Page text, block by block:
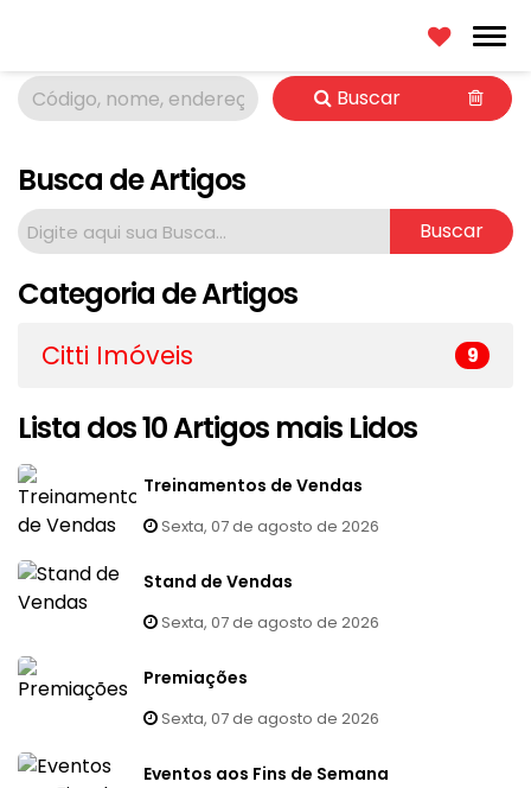
Buscar
Busca de Artigos
Categoria de Artigos
Citti Imóveis 9
Lista dos 10 Artigos mais Lidos
Treinamentos de Vendas
Sexta, 07 de agosto de 2026
Stand de Vendas
Sexta, 07 de agosto de 2026
Premiações
Sexta, 07 de agosto de 2026
Eventos aos Fins de Semana